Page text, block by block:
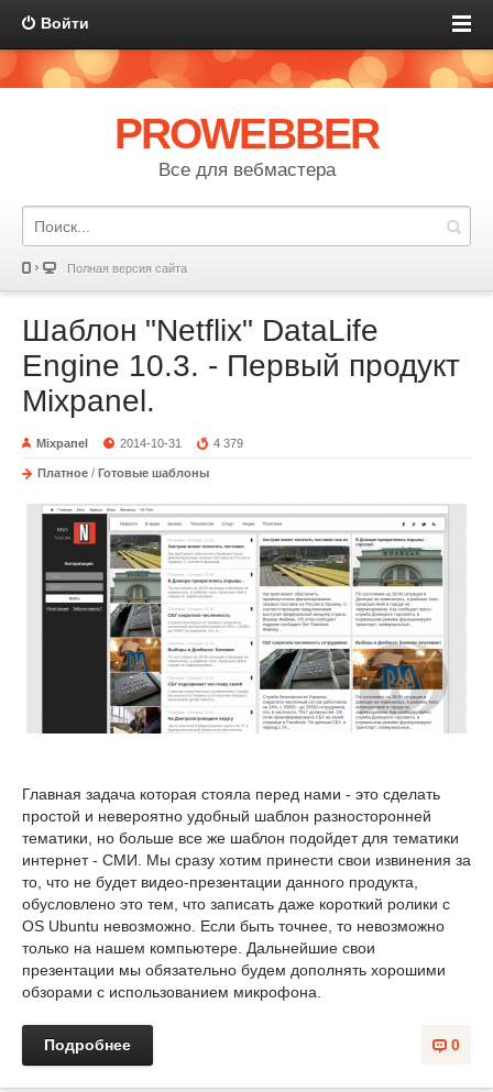
Войти
PROWEBBER
Все для вебмастера
Полная версия сайта
Шаблон "Netflix" DataLife
Engine 10.3. - Первый продукт
Mixpanel.
Mixpanel 2014-10-31 4 379
Платное / Готовые шаблоны
Главная задача которая стояла перед нами - это сделать
простой и невероятно удобный шаблон разносторонней
тематики, но больше все же шаблон подойдет для тематики
интернет - СМИ. Мы сразу хотим принести свои извинения за
то, что не будет видео-презентации данного продукта,
обусловлено это тем, что записать даже короткий ролики с
OS Ubuntu невозможно. Если быть точнее, то невозможно
только на нашем компьютере. Дальнейшие свои
презентации мы обязательно будем дополнять хорошими
обзорами с использованием микрофона.
0
Подробнее